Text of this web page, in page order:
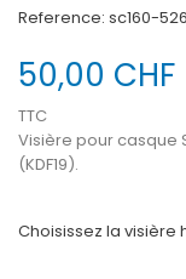
Reference: sc160-526
50,00 CHF
TTC
Visière pour casque
(KDF19).
Choisissez la